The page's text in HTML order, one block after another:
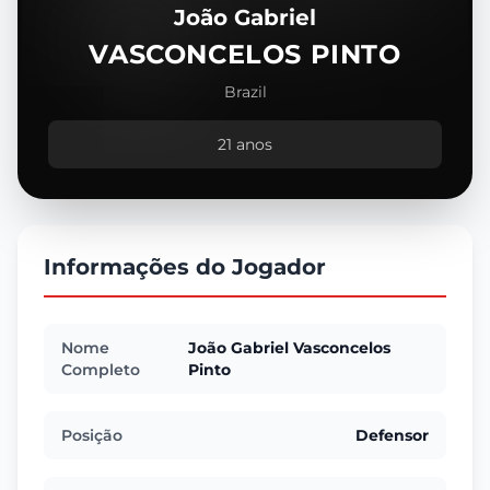
João Gabriel
VASCONCELOS PINTO
Brazil
21 anos
Informações do Jogador
Nome
Completo
João Gabriel Vasconcelos
Pinto
Posição Defensor